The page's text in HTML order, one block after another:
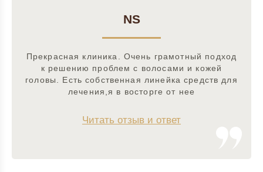
NS
Прекрасная клиника. Очень грамотный подход
к решению проблем с волосами и кожей
головы. Есть собственная линейка средств для
лечения,я в восторге от нее
Читать отзыв и ответ